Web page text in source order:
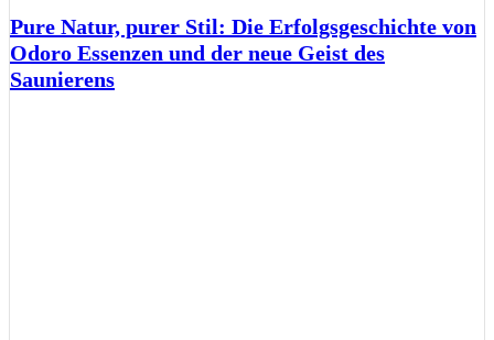
Pure Natur, purer Stil: Die Erfolgsgeschichte von
Odoro Essenzen und der neue Geist des
Saunierens